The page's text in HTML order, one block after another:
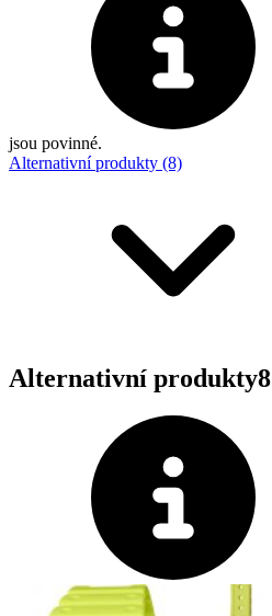
jsou povinné.
Alternativní produkty (8)
Alternativní produkty8